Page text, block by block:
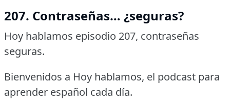
207. Contraseñas… ¿seguras?
Hoy hablamos episodio 207, contraseñas
seguras.
Bienvenidos a Hoy hablamos, el podcast para
aprender español cada día.